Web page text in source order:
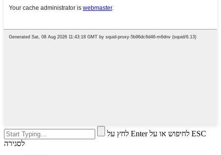
לחץ על Enter לחיפוש או על ESC
לסגירה